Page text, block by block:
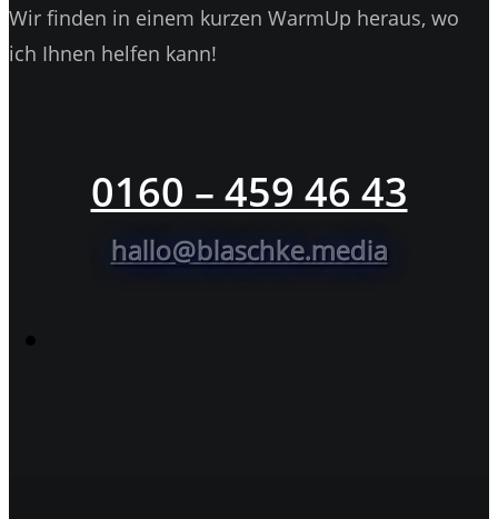
Wir finden in einem kurzen WarmUp heraus, wo
ich Ihnen helfen kann!
0160 – 459 46 43
hallo@blaschke.media